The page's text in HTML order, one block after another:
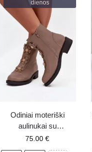
dienos
Odiniai moteriški
aulinukai su
dekoratyviomis
75.00€